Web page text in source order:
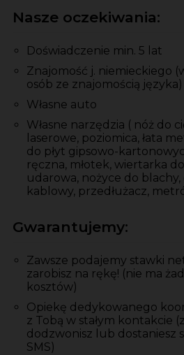
Nasze oczekiwania:
Doświadczenie min. 5 lat
Znajomość j. niemieckiego
osób ze znajomością języka)
Własne auto
Własne narzędzia ( nóż do
laserowe, poziomica, łata
do płyt gipsowo-
ręczna, młotek, wiertarka
udarowa, nożyce do
kablowy, przedłużacz,
Gwarantujemy:
Zawsze podajemy stawki
zarobisz na rękę! (nie ma
kosztów)
Opiekę dedykowanego
z Tobą w stałym kontakcie
dodzwonisz lub dostaniesz
SMS)